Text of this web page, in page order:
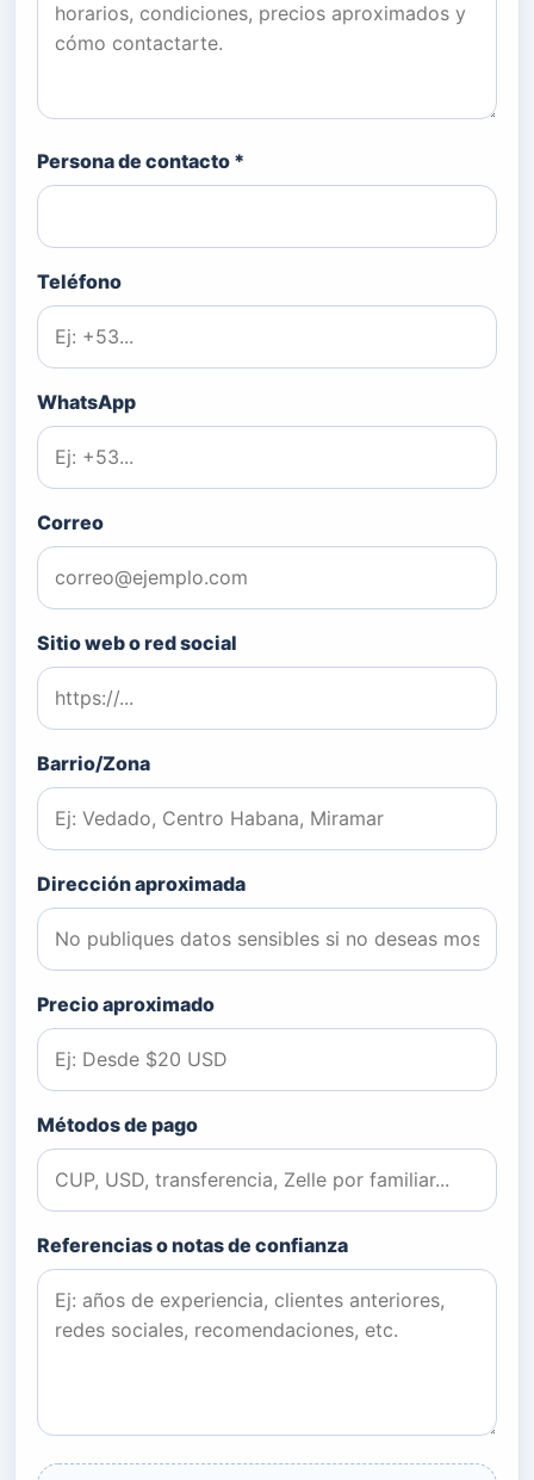
Persona de contacto *
Teléfono
WhatsApp
Correo
Sitio web o red social
Barrio/Zona
Dirección aproximada
Precio aproximado
Métodos de pago
Referencias o notas de confianza